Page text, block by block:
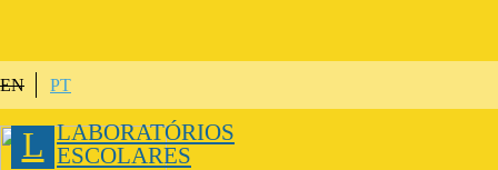
EN PT
L LABORATÓRIOS
ESCOLARES